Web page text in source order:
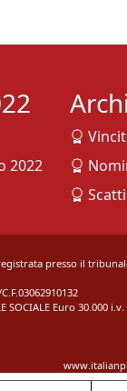
2022
presso il
SOCIALE Euro 30.000 i.v.